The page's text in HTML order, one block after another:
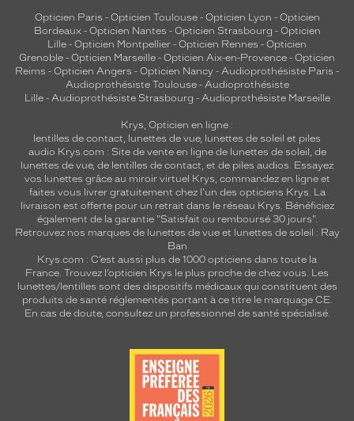
Opticien Paris - Opticien Toulouse- Opticien Lyon - Opticien
Bordeaux- Opticien Nantes - Opticien Strasbourg - Opticien
Lille - Opticien Montpellier - Opticien Rennes - Opticien
Grenoble - Opticien Marseille - Opticien Aix-en-Provence - Opticien
Reims - Opticien Angers - Opticien Nancy - Audioprothésiste Paris -
Audioprothésiste Toulouse- Audioprothésiste
Lille- Audioprothésiste Strasbourg - Audioprothésiste Marseille
Krys, Opticien en ligne :
lentilles de contact, lunettes de vue, lunettes de soleil et piles
audio Krys.com : Site de vente en ligne de lunettes de soleil, de
lunettes de vue, de lentilles de contact, et de piles audios. Essayez
vos lunettes grâce au miroir virtuel Krys, commandez en ligne et
faites vous livrer gratuitement chez l'un des opticiens Krys. La
livraison est offerte pour un retrait dans le réseau Krys. Bénéficiez
également de la garantie "Satisfait ou remboursé 30 jours".
Retrouvez nos marques de lunettes de vue et lunettes de soleil : Ray
Ban
Krys.com : C’est aussi plus de 1000 opticiens dans toute la
France. Trouvez l’opticien Krys le plus proche de chez vous. Les
lunettes/lentilles sont des dispositifs médicaux qui constituent des
produits de santé réglementés portant à ce titre le marquage CE.
En cas de doute, consultez un professionnel de santé spécialisé.